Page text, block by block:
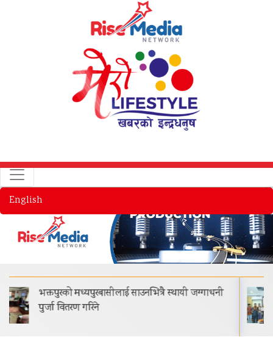
English
गीति एल्बम ‘जागृति’ राजधानी काठमाडौंमा आयोजित
विशेष समारोहबीच लोकार्पण गरिएको…